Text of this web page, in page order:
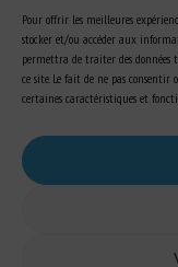
Pour offrir les meilleures
stocker et/ou accéder aux
permettra de traiter des
ce site. Le fait de ne pas
certaines caractéristiques et